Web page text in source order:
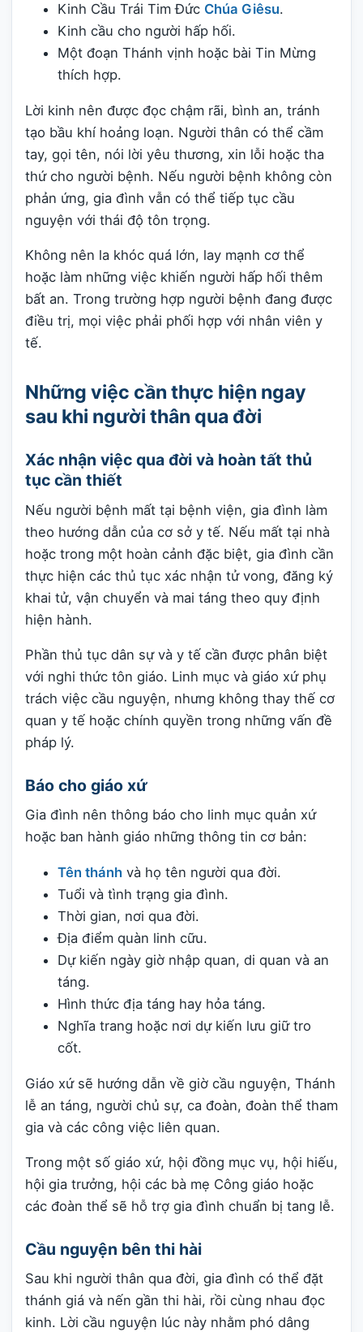
Kinh Cầu Trái Tim Đức Chúa Giêsu.
Kinh cầu cho người hấp hối.
Một đoạn Thánh vịnh hoặc bài Tin Mừng
thích hợp.
Lời kinh nên được đọc chậm rãi, bình an, tránh
tạo bầu khí hoảng loạn. Người thân có thể cầm
tay, gọi tên, nói lời yêu thương, xin lỗi hoặc tha
thứ cho người bệnh. Nếu người bệnh không còn
phản ứng, gia đình vẫn có thể tiếp tục cầu
nguyện với thái độ tôn trọng.
Không nên la khóc quá lớn, lay mạnh cơ thể
hoặc làm những việc khiến người hấp hối thêm
bất an. Trong trường hợp người bệnh đang được
điều trị, mọi việc phải phối hợp với nhân viên y
tế.
Những việc cần thực hiện ngay
sau khi người thân qua đời
Xác nhận việc qua đời và hoàn tất thủ
tục cần thiết
Nếu người bệnh mất tại bệnh viện, gia đình làm
theo hướng dẫn của cơ sở y tế. Nếu mất tại nhà
hoặc trong một hoàn cảnh đặc biệt, gia đình cần
thực hiện các thủ tục xác nhận tử vong, đăng ký
khai tử, vận chuyển và mai táng theo quy định
hiện hành.
Phần thủ tục dân sự và y tế cần được phân biệt
với nghi thức tôn giáo. Linh mục và giáo xứ phụ
trách việc cầu nguyện, nhưng không thay thế cơ
quan y tế hoặc chính quyền trong những vấn đề
pháp lý.
Báo cho giáo xứ
Gia đình nên thông báo cho linh mục quản xứ
hoặc ban hành giáo những thông tin cơ bản:
Tên thánh và họ tên người qua đời.
Tuổi và tình trạng gia đình.
Thời gian, nơi qua đời.
Địa điểm quàn linh cữu.
Dự kiến ngày giờ nhập quan, di quan và an
táng.
Hình thức địa táng hay hỏa táng.
Nghĩa trang hoặc nơi dự kiến lưu giữ tro
cốt.
Giáo xứ sẽ hướng dẫn về giờ cầu nguyện, Thánh
lễ an táng, người chủ sự, ca đoàn, đoàn thể tham
gia và các công việc liên quan.
Trong một số giáo xứ, hội đồng mục vụ, hội hiếu,
hội gia trưởng, hội các bà mẹ Công giáo hoặc
các đoàn thể sẽ hỗ trợ gia đình chuẩn bị tang lễ.
Cầu nguyện bên thi hài
Sau khi người thân qua đời, gia đình có thể đặt
thánh giá và nến gần thi hài, rồi cùng nhau đọc
kinh. Lời cầu nguyện lúc này nhằm phó dâng